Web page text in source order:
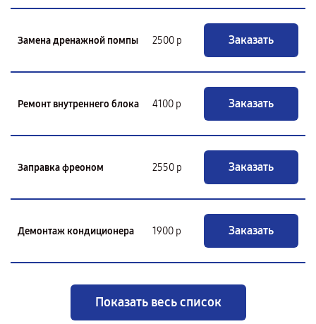
Замена дренажной помпы 2500 р Заказать
Ремонт внутреннего блока 4100 р Заказать
Заправка фреоном 2550 р Заказать
Демонтаж кондиционера 1900 р Заказать
Показать весь список